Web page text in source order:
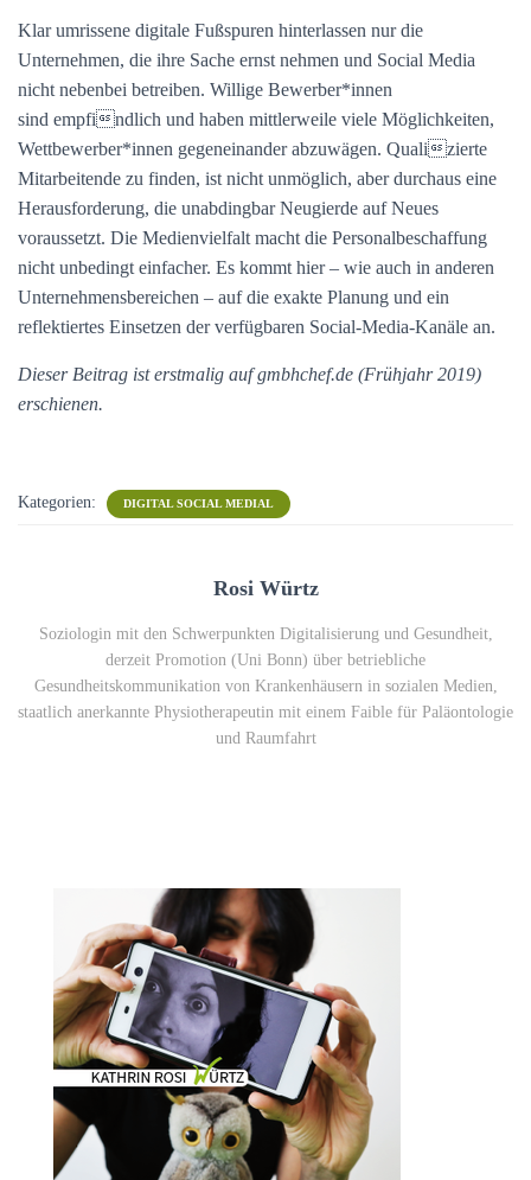
Klar umrissene digitale Fußspuren hinterlassen nur die
Unternehmen, die ihre Sache ernst nehmen und Social Media
nicht nebenbei betreiben. Willige Bewerber*innen
sind empfindlich und haben mittlerweile viele Möglichkeiten,
Wettbewerber*innen gegeneinander abzuwägen. Qualizierte
Mitarbeitende zu finden, ist nicht unmöglich, aber durchaus eine
Herausforderung, die unabdingbar Neugierde auf Neues
voraussetzt. Die Medienvielfalt macht die Personalbeschaffung
nicht unbedingt einfacher. Es kommt hier – wie auch in anderen
Unternehmensbereichen – auf die exakte Planung und ein
reflektiertes Einsetzen der verfügbaren Social-Media-Kanäle an.
Dieser Beitrag ist erstmalig auf gmbhchef.de (Frühjahr 2019)
erschienen.
Kategorien: DIGITAL SOCIAL MEDIAL
Rosi Würtz
Soziologin mit den Schwerpunkten Digitalisierung und Gesundheit,
derzeit Promotion (Uni Bonn) über betriebliche
Gesundheitskommunikation von Krankenhäusern in sozialen Medien,
staatlich anerkannte Physiotherapeutin mit einem Faible für Paläontologie
und Raumfahrt